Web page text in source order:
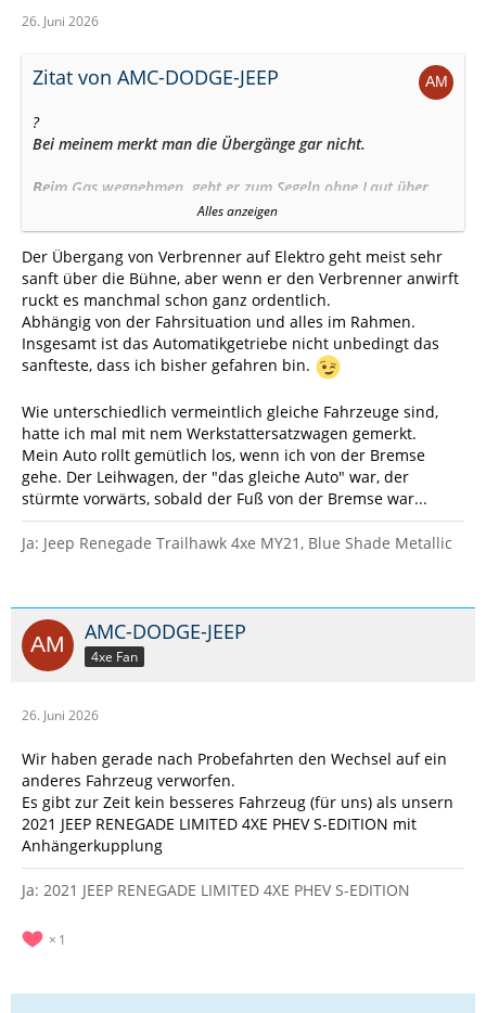
26. Juni 2026
Zitat von AMC-DODGE-JEEP
?
Bei meinem merkt man die Übergänge gar nicht.
Beim Gas wegnehmen, geht er zum Segeln ohne Laut über,
man merkt es nur beim Blick auf den Drehzahlmesser.
Nach einem Ampelstopp fahrt er elektrisch an und geht in
den Benzin sanft über.
Fahre (entweder) nur im e-save oder elektro Modus.
Alles anzeigen
Der Übergang von Verbrenner auf Elektro geht meist sehr
sanft über die Bühne, aber wenn er den Verbrenner anwirft
ruckt es manchmal schon ganz ordentlich.
Abhängig von der Fahrsituation und alles im Rahmen.
Insgesamt ist das Automatikgetriebe nicht unbedingt das
sanfteste, dass ich bisher gefahren bin.
Wie unterschiedlich vermeintlich gleiche Fahrzeuge sind,
hatte ich mal mit nem Werkstattersatzwagen gemerkt.
Mein Auto rollt gemütlich los, wenn ich von der Bremse
gehe. Der Leihwagen, der "das gleiche Auto" war, der
stürmte vorwärts, sobald der Fuß von der Bremse war...
Ja: Jeep Renegade Trailhawk 4xe MY21, Blue Shade Metallic
AMC-DODGE-JEEP
4xe Fan
26. Juni 2026
Wir haben gerade nach Probefahrten den Wechsel auf ein
anderes Fahrzeug verworfen.
Es gibt zur Zeit kein besseres Fahrzeug (für uns) als unsern
2021 JEEP RENEGADE LIMITED 4XE PHEV S-EDITION mit
Anhängerkupplung
Ja: 2021 JEEP RENEGADE LIMITED 4XE PHEV S-EDITION
1